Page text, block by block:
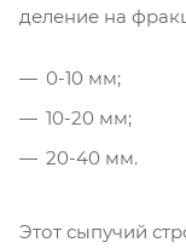
деление на
0-10 мм;
10-20 мм;
20-40 мм.
Этот сыпучий